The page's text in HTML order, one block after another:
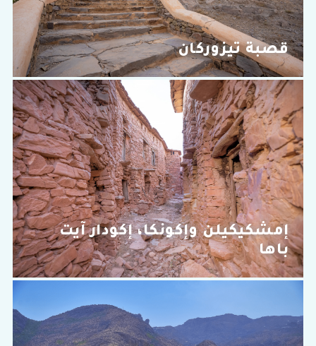
قصبة تيزوركان
إمشكيكيلن وإكونكا، إكودار آيت
باها